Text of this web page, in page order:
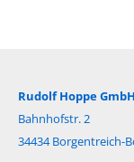
Rudolf Hoppe GmbH
Bahnhofstr. 2
34434 Borgentreich-